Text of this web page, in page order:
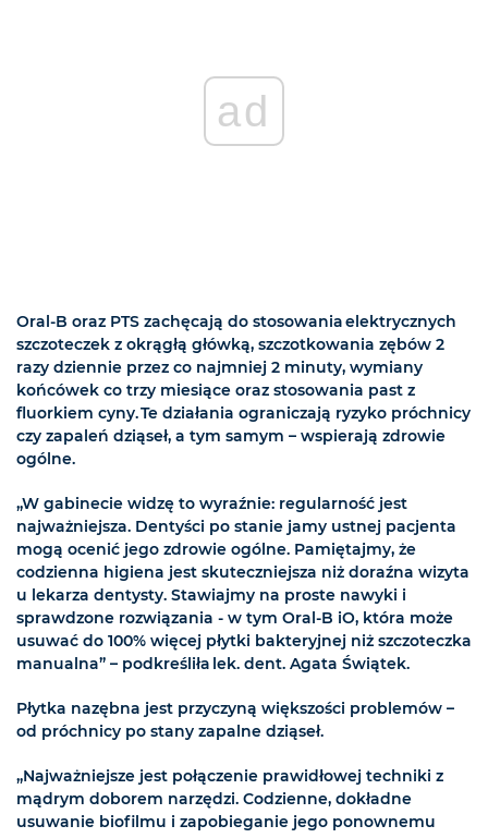
ad
Oral-B oraz PTS zachęcają do stosowania elektrycznych
szczoteczek z okrągłą główką, szczotkowania zębów 2
razy dziennie przez co najmniej 2 minuty, wymiany
końcówek co trzy miesiące oraz stosowania past z
fluorkiem cyny. Te działania ograniczają ryzyko próchnicy
czy zapaleń dziąseł, a tym samym – wspierają zdrowie
ogólne.
„W gabinecie widzę to wyraźnie: regularność jest
najważniejsza. Dentyści po stanie jamy ustnej pacjenta
mogą ocenić jego zdrowie ogólne. Pamiętajmy, że
codzienna higiena jest skuteczniejsza niż doraźna wizyta
u lekarza dentysty. Stawiajmy na proste nawyki i
sprawdzone rozwiązania - w tym Oral-B iO, która może
usuwać do 100% więcej płytki bakteryjnej niż szczoteczka
manualna” – podkreśliła lek. dent. Agata Świątek.
Płytka nazębna jest przyczyną większości problemów –
od próchnicy po stany zapalne dziąseł.
„Najważniejsze jest połączenie prawidłowej techniki z
mądrym doborem narzędzi. Codzienne, dokładne
usuwanie biofilmu i zapobieganie jego ponownemu